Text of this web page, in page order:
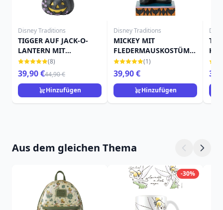
Disney Traditions
TIGGER AUF JACK-O-
LANTERN MIT
FLEDERMAUS - DISNEY
TRADITIONS
(8)
39,90 €44,90 €
Hinzufügen
Disney Traditions
MICKEY MIT
FLEDERMAUSKOSTÜM -
DISNEY TRADITIONS
(1)
39,90 €
Hinzufügen
Aus dem gleichen Thema
-30%